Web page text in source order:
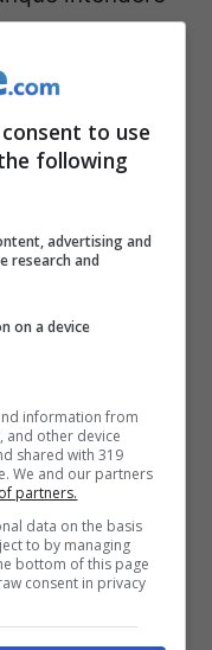
ha
penso che
fine. Credo
fatto.
che la
tutte le
e al
po’ quello il
to use
following
advertising and
research and
on a device
information from
and other device
shared with 319
We and our partners
partners.
data on the basis
to by managing
bottom of this page
consent in privacy